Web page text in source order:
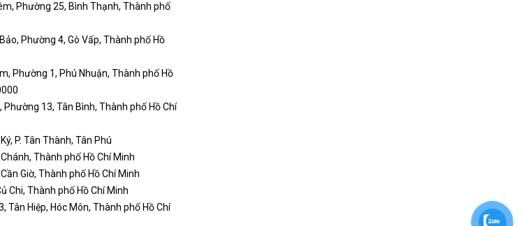
Phường 25, Bình Thạnh, Thành phố
Phường 4, Gò Vấp, Thành phố Hồ
Phường 1, Phú Nhuận, Thành phố Hồ
Phường 13, Tân Bình, Thành phố Hồ Chí
P. Tân Thành, Tân Phú
Thành phố Hồ Chí Minh
Giờ, Thành phố Hồ Chí Minh
Chi, Thành phố Hồ Chí Minh
Tân Hiệp, Hóc Môn, Thành phố Hồ Chí